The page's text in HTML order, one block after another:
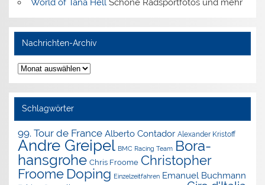
World of Tana HellSchöne Radsportfotos und mehr
Nachrichten-Archiv
Nachrichten-
Archiv
Schlagwörter
99. Tour de France Alberto Contador Alexander Kristoff
Andre Greipel BMC Racing Team Bora-
hansgrohe Chris Froome Christopher
Froome Doping Einzelzeitfahren Emanuel Buchmann